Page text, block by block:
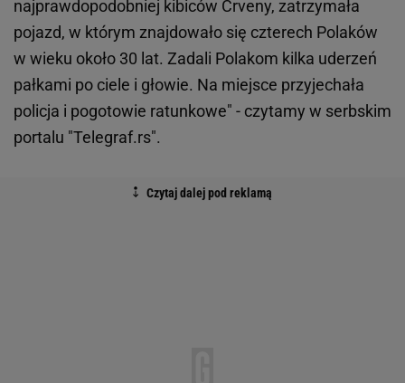
najprawdopodobniej kibiców Crveny, zatrzymała
pojazd, w którym znajdowało się czterech Polaków
w wieku około 30 lat. Zadali Polakom kilka uderzeń
pałkami po ciele i głowie. Na miejsce przyjechała
policja i pogotowie ratunkowe" - czytamy w serbskim
portalu "Telegraf.rs".